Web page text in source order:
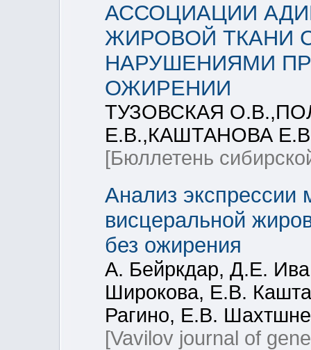
АССОЦИАЦИИ
ЖИРОВОЙ ТКАНИ
НАРУШЕНИЯМИ
ОЖИРЕНИИ
ТУЗОВСКАЯ
Е.В.,КАШТАНОВА
[Бюллетень
Анализ
висцеральной
без ожирения
А. Бейркдар, Д.Е.
Широкова, Е.В.
Рагино, Е.В.
[Vavilov journal of